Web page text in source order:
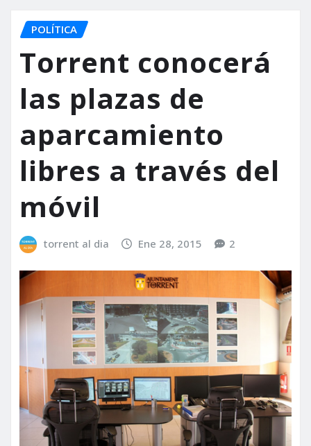
POLÍTICA
Torrent conocerá
las plazas de
aparcamiento
libres a través del
móvil
torrent al dia Ene 28, 2015 2